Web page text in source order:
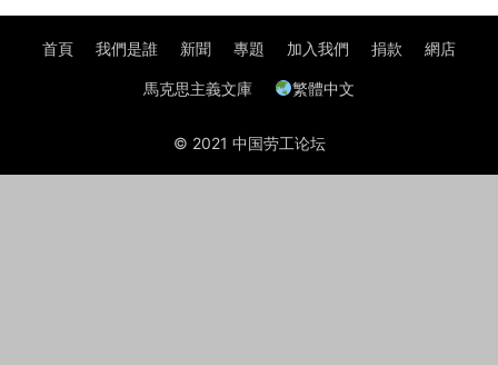
首頁 我們是誰 新聞 專題 加入我們 捐款 網店
馬克思主義文庫 繁體中文
© 2021 中国劳工论坛